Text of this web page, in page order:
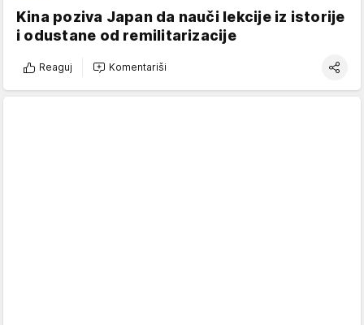
Kina poziva Japan da nauči lekcije iz istorije
i odustane od remilitarizacije
Reaguj Komentariši